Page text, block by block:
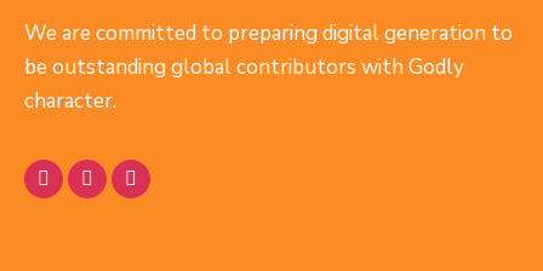
We are committed to preparing digital generation to
be outstanding global contributors with Godly
character.